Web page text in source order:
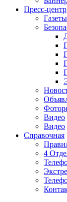
Пресс-центр
Газеты
Видео
Видео
Справочная
4